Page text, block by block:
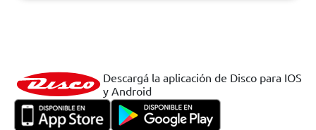
Descargá la aplicación de Disco para IOS
y Android